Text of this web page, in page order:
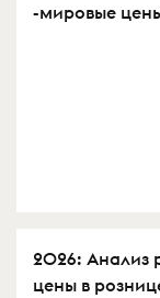
-мировые
2026: Анализ
цены в